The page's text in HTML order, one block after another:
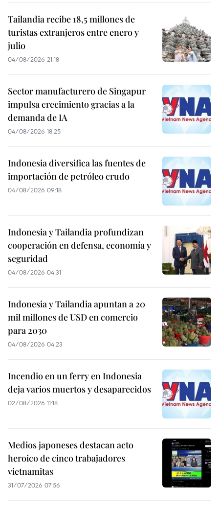
Tailandia recibe 18,5 millones de
turistas extranjeros entre enero y
julio
04/08/2026 21:18
Sector manufacturero de Singapur
impulsa crecimiento gracias a la
demanda de IA
04/08/2026 18:25
Indonesia diversifica las fuentes de
importación de petróleo crudo
04/08/2026 09:18
Indonesia y Tailandia profundizan
cooperación en defensa, economía y
seguridad
04/08/2026 04:31
Indonesia y Tailandia apuntan a 20
mil millones de USD en comercio
para 2030
04/08/2026 04:23
Incendio en un ferry en Indonesia
deja varios muertos y desaparecidos
02/08/2026 11:18
Medios japoneses destacan acto
heroico de cinco trabajadores
vietnamitas
31/07/2026 07:56